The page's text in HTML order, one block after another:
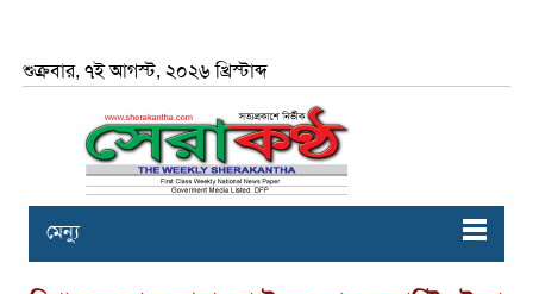
শুক্রবার, ৭ই আগস্ট, ২০২৬ খ্রিস্টাব্দ
মেন্যু